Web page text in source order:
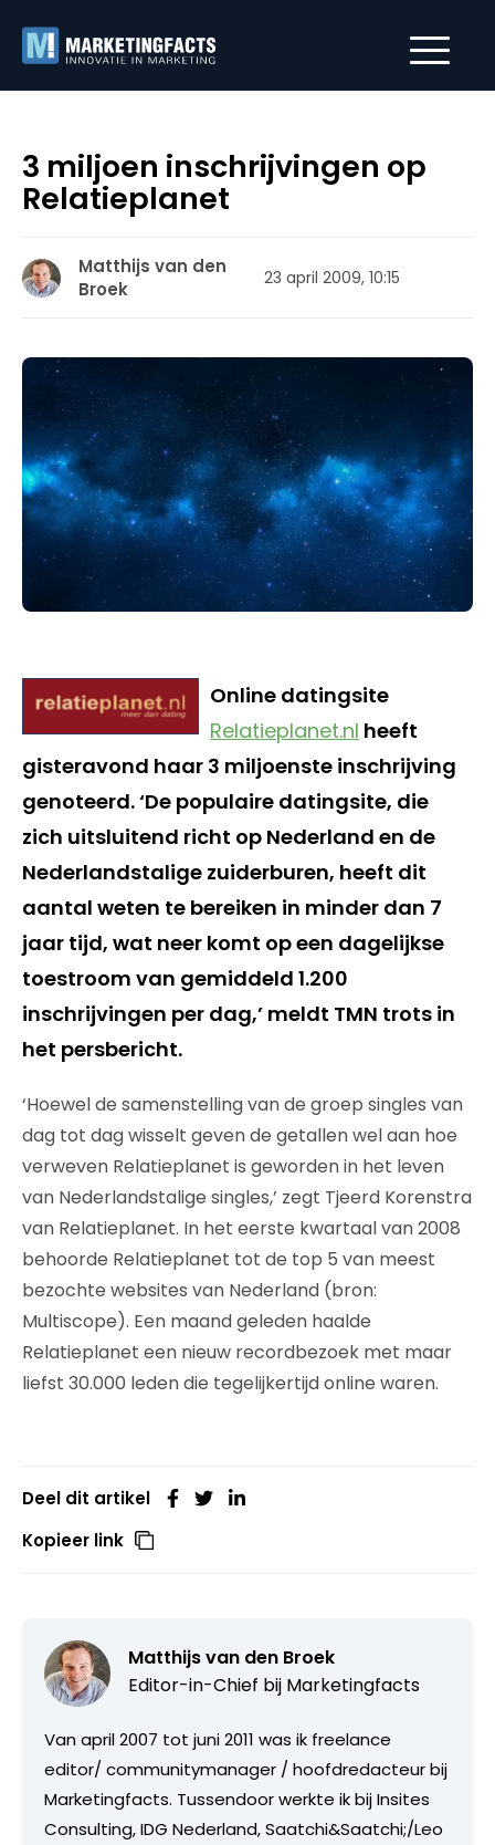
3 miljoen inschrijvingen op
Relatieplanet
Matthijs van den
Broek
23 april 2009, 10:15
Online datingsite
Relatieplanet.nl heeft
gisteravond haar 3 miljoenste inschrijving
genoteerd. ‘De populaire datingsite, die
zich uitsluitend richt op Nederland en de
Nederlandstalige zuiderburen, heeft dit
aantal weten te bereiken in minder dan 7
jaar tijd, wat neer komt op een dagelijkse
toestroom van gemiddeld 1.200
inschrijvingen per dag,’ meldt TMN trots in
het persbericht.
‘Hoewel de samenstelling van de groep singles van
dag tot dag wisselt geven de getallen wel aan hoe
verweven Relatieplanet is geworden in het leven
van Nederlandstalige singles,’ zegt Tjeerd Korenstra
van Relatieplanet. In het eerste kwartaal van 2008
behoorde Relatieplanet tot de top 5 van meest
bezochte websites van Nederland (bron:
Multiscope). Een maand geleden haalde
Relatieplanet een nieuw recordbezoek met maar
liefst 30.000 leden die tegelijkertijd online waren.
Deel dit artikel
Kopieer link
Matthijs van den Broek
Editor-in-Chief bij Marketingfacts
Van april 2007 tot juni 2011 was ik freelance
editor/ communitymanager / hoofdredacteur bij
Marketingfacts. Tussendoor werkte ik bij Insites
Consulting, IDG Nederland, Saatchi&Saatchi;/Leo